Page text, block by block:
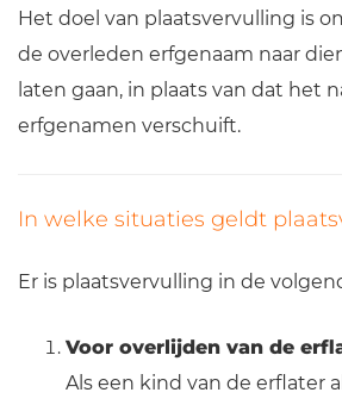
Het doel van plaatsvervulling is
de overleden erfgenaam naar
laten gaan, in plaats van dat het
erfgenamen verschuift.
In welke situaties geldt
Er is plaatsvervulling in de
Voor overlijden van de
Als een kind van de erflater